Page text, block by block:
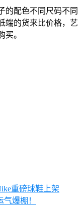
的配色不同尺码不同
端的货来比价格，艺
买。
重磅球鞋上架
爆棚！